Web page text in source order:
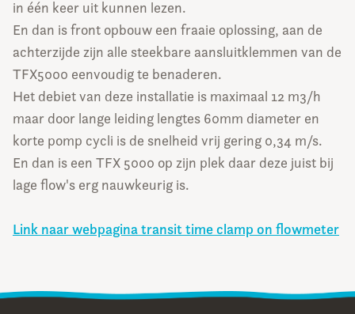
in één keer uit kunnen lezen.
En dan is front opbouw een fraaie oplossing, aan de
achterzijde zijn alle steekbare aansluitklemmen van de
TFX5000 eenvoudig te benaderen.
Het debiet van deze installatie is maximaal 12 m3/h
maar door lange leiding lengtes 60mm diameter en
korte pomp cycli is de snelheid vrij gering 0,34 m/s.
En dan is een TFX 5000 op zijn plek daar deze juist bij
lage flow's erg nauwkeurig is.
Link naar webpagina transit time clamp on flowmeter